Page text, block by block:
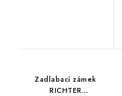
Zadlabací zámek
RICHTER